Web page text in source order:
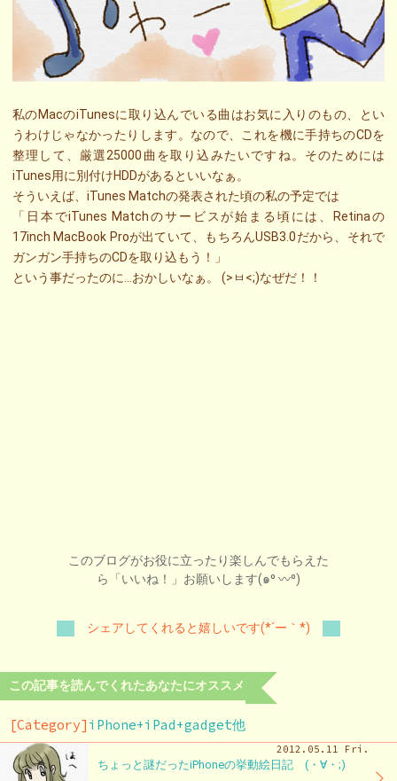
私のMacのiTunesに取り込んでいる曲はお気に入りのもの、とい
うわけじゃなかったりします。なので、これを機に手持ちのCDを
整理して、厳選25000曲を取り込みたいですね。そのためには
iTunes用に別付けHDDがあるといいなぁ。
そういえば、iTunes Matchの発表された頃の私の予定では
「日本でiTunes Matchのサービスが始まる頃には、Retinaの
17inch MacBook Proが出ていて、もちろんUSB3.0だから、それで
ガンガン手持ちのCDを取り込もう！」
という事だったのに…おかしいなぁ。 (>ㅂ<;)なぜだ！！
このブログがお役に立ったり楽しんでもらえた
ら「いいね！」お願いします(๑⁰ 〰⁰)
シェアしてくれると嬉しいです(*´ー｀*)
この記事を読んでくれたあなたにオススメ
[Category]iPhone+iPad+gadget他
2012.05.11 Fri.
ちょっと謎だったiPhoneの挙動絵日記 (・∀・;)